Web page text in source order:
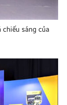
chiếu sáng của